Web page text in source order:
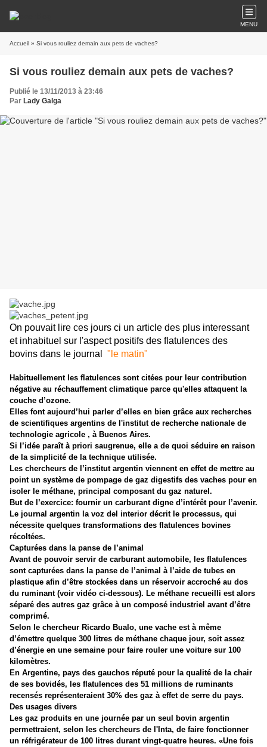
MENU
Accueil » Si vous rouliez demain aux pets de vaches?
Si vous rouliez demain aux pets de vaches?
Publié le 13/11/2013 à 23:46
Par Lady Galga
On pouvait lire ces jours ci un article des plus interessant
et inhabituel sur l'aspect positifs des flatulences des
bovins dans le journal
"le matin"
Habituellement les flatulences sont citées pour leur contribution
négative au réchauffement climatique parce qu'elles attaquent la
couche d’ozone.
Elles font aujourd’hui parler d’elles en bien grâce aux recherches
de scientifiques argentins de l'institut de recherche nationale de
technologie agricole , à Buenos Aires.
Si l’idée paraît à priori saugrenue, elle a de quoi séduire en raison
de la simplicité de la technique utilisée.
Les chercheurs de l’institut argentin viennent en effet de mettre au
point un système de pompage de gaz digestifs des vaches pour en
isoler le méthane, principal composant du gaz naturel.
But de l’exercice: fournir un carburant digne d’intérêt pour l’avenir.
Le journal argentin la voz del interior décrit le processus, qui
nécessite quelques transformations des flatulences bovines
récoltées.
Capturées dans la panse de l’animal
Avant de pouvoir servir de carburant automobile, les flatulences
sont capturées dans la panse de l’animal à l’aide de tubes en
plastique afin d’être stockées dans un réservoir accroché au dos
du ruminant (voir vidéo ci-dessous). Le méthane recueilli est alors
séparé des autres gaz grâce à un composé industriel avant d’être
comprimé.
Selon le chercheur Ricardo Bualo, une vache est à même
d’émettre quelque 300 litres de méthane chaque jour, soit assez
d’énergie en une semaine pour faire rouler une voiture sur 100
kilomètres.
En Argentine, pays des gauchos réputé pour la qualité de la chair
de ses bovidés, les flatulences des 51 millions de ruminants
recensés représenteraient 30% des gaz à effet de serre du pays.
Des usages divers
Les gaz produits en une journée par un seul bovin argentin
permettraient, selon les chercheurs de l'Inta, de faire fonctionner
un réfrigérateur de 100 litres durant vingt-quatre heures. «Une fois